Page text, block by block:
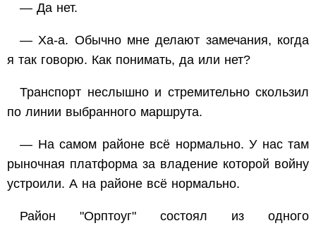
— Да нет.
— Ха-а. Обычно мне делают замечания, когда
я так говорю. Как понимать, да или нет?
Транспорт неслышно и стремительно скользил
по линии выбранного маршрута.
— На самом районе всё нормально. У нас там
рыночная платформа за владение которой войну
устроили. А на районе всё нормально.
Район "Орптоуг" состоял из одного